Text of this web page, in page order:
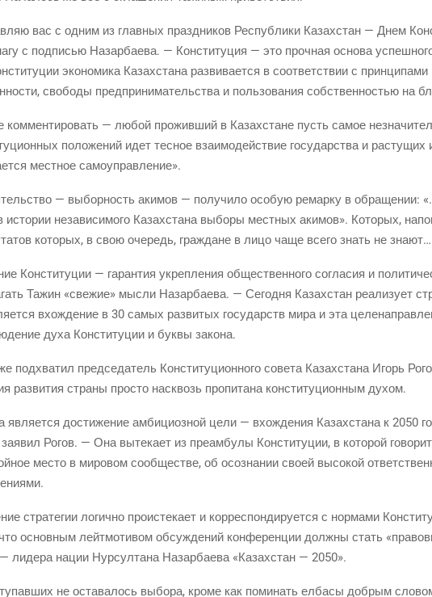
вас с одним из глав­ных празд­ни­ков Рес­пуб­ли­ки Казах­стан — Днем
с под­пи­сью Назар­ба­е­ва. — Кон­сти­ту­ция — это проч­ная осно­ва
эко­но­ми­ка Казах­ста­на раз­ви­ва­ет­ся в соот­вет­ствии с
сво­бо­ды пред­при­ни­ма­тель­ства и поль­зо­ва­ния соб­ствен­но­стью на
ком­мен­ти­ро­вать — любой про­жив­ший в Казах­стане пусть самое
поло­же­ний идет тес­ное вза­и­мо­дей­ствие госу­дар­ства и рас­ту­щих
мест­ное самоуправление».
— выбор­ность аки­мов — полу­чи­ло осо­бую ремар­ку в обра­ще­нии:
неза­ви­си­мо­го Казах­ста­на выбо­ры мест­ных аки­мов». Кото­рых,
кото­рых, в свою оче­редь, граж­дане в лицо чаще все­го знать не знают…
Кон­сти­ту­ции — гаран­тия укреп­ле­ния обще­ствен­но­го согла­сия и
Тажин «све­жие» мыс­ли Назар­ба­е­ва. — Сего­дня Казах­стан реа­ли­зу­ет
вхож­де­ние в 30 самых раз­ви­тых госу­дарств мира и эта
духа Кон­сти­ту­ции и бук­вы закона.
под­хва­тил пред­се­да­тель Кон­сти­ту­ци­он­но­го сове­та Казах­ста­на Игорь
раз­ви­тия стра­ны про­сто насквозь про­пи­та­на кон­сти­ту­ци­он­ным духом.
явля­ет­ся дости­же­ние амби­ци­оз­ной цели — вхож­де­ния Казах­ста­на к 2050
Рогов. — Она выте­ка­ет из пре­ам­бу­лы Кон­сти­ту­ции, в кото­рой
место в миро­вом сооб­ще­стве, об осо­зна­нии сво­ей высо­кой
стра­те­гии логич­но про­ис­те­ка­ет и кор­ре­спон­ди­ру­ет­ся с нор­ма­ми
основ­ным лейт­мо­ти­вом обсуж­де­ний кон­фе­рен­ции долж­ны стать
лиде­ра нации Нур­сул­та­на Назар­ба­е­ва «Казах­стан — 2050».
не оста­ва­лось выбо­ра, кро­ме как поми­нать елба­сы доб­рым